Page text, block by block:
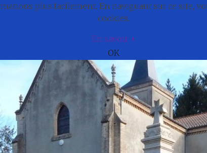
Cadre de vie
plus facilement. En naviguant sur ce site,
cookies.
En savoir +
OK